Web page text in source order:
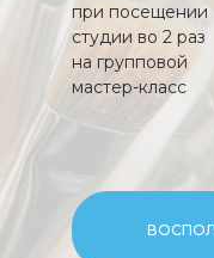
при посещении
студии во 2 раз
на групповой
мастер-класс